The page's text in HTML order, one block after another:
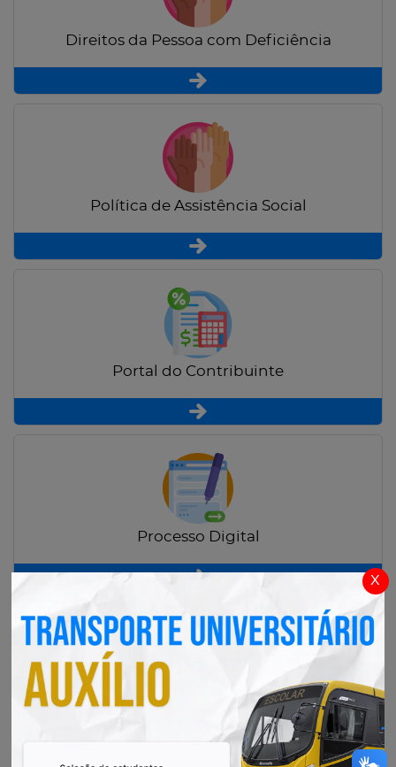
x
Direitos da Pessoa com Deficiência
Política de Assistência Social
Portal do Contribuinte
Processo Digital
Radar Transparência Pública